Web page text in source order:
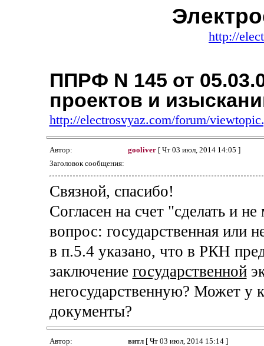
http://
ППРФ N 145 от
проектов и
http://electrosvyaz.com/forum/
Автор: gooliver[ Чт 03 июл, 2014 14:05 ]
Заголовок сообщения:
Связной, спасибо!
Согласен на счет "сделать и
вопрос: государственная или
в п.5.4 указано, что в РКН
заключение государственной
негосударственную? Может у
документы?
Автор: витл[ Чт 03 июл, 2014 15:14 ]